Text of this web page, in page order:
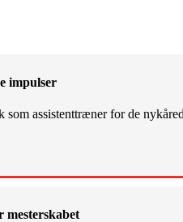
impulser
assistenttræner for de
mesterskabet